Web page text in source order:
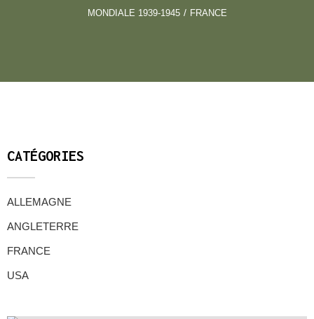
MONDIALE 1939-1945
FRANCE
CATÉGORIES
ALLEMAGNE
ANGLETERRE
FRANCE
USA